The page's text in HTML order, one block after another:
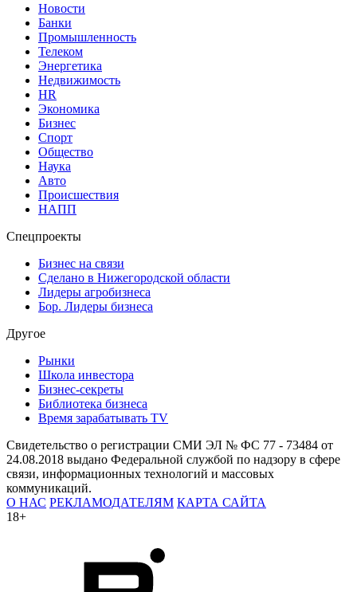
Новости
Банки
Промышленность
Телеком
Энергетика
Недвижимость
HR
Экономика
Бизнес
Спорт
Общество
Наука
Авто
Происшествия
НАПП
Спецпроекты
Бизнес на связи
Сделано в Нижегородской области
Лидеры агробизнеса
Бор. Лидеры бизнеса
Другое
Рынки
Школа инвестора
Бизнес-секреты
Библиотека бизнеса
Время зарабатывать TV
Свидетельство о регистрации СМИ ЭЛ № ФС 77 - 73484 от
24.08.2018 выдано Федеральной службой по надзору в сфере
связи, информационных технологий и массовых
коммуникаций.
О НАС РЕКЛАМОДАТЕЛЯМ КАРТА САЙТА
18+